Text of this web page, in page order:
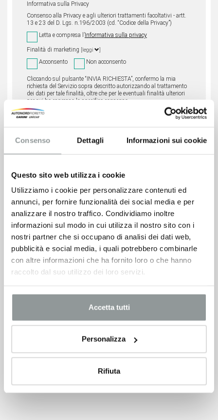
Consenso Dettagli Informazioni sui cookie
Questo sito web utilizza i cookie
Utilizziamo i cookie per personalizzare contenuti ed
annunci, per fornire funzionalità dei social media e per
analizzare il nostro traffico. Condividiamo inoltre
informazioni sul modo in cui utilizza il nostro sito con i
nostri partner che si occupano di analisi dei dati web,
pubblicità e social media, i quali potrebbero combinarle
con altre informazioni che ha fornito loro o che hanno
raccolto dal suo utilizzo dei loro servizi.
Accetta tutti
Personalizza
Rifiuta
Informativa sulla Privacy
Consenso alla Privacy e agli ulteriori trattamenti facoltativi - artt.
13 e 23 del D. Lgs. n.196/2003 (cd. “Codice della Privacy”)
Letta e compresa l’ Informativa sulla privacy
Finalità di marketing [leggi
Acconsento Non acconsento
Cliccando sul pulsante “INVIA RICHIESTA”, confermo la mia
richiesta del Servizio sopra descritto autorizzando al trattamento
dei dati per tale finalità, oltre che per le eventuali finalità ulteriori
per cui ho espresso lo specifico consenso.